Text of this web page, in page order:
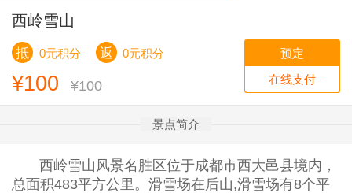
西岭雪山
抵 0元积分 返 0元积分
¥100 ¥100
预定
在线支付
景点简介
西岭雪山风景名胜区位于成都市西大邑县境内，
总面积483平方公里。滑雪场在后山,滑雪场有8个平